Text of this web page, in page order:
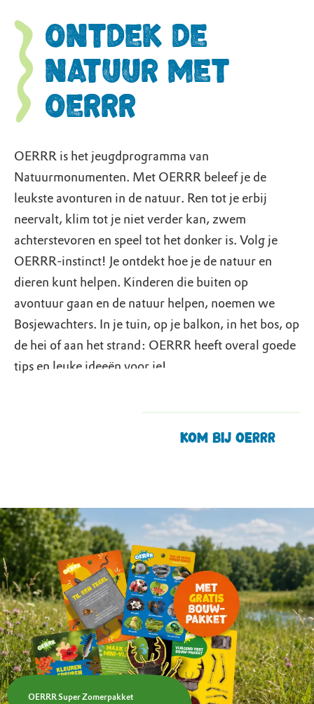
Ontdek de
natuur met
OERRR
OERRR is het jeugdprogramma van
Natuurmonumenten. Met OERRR beleef je de
leukste avonturen in de natuur. Ren tot je erbij
neervalt, klim tot je niet verder kan, zwem
achterstevoren en speel tot het donker is. Volg je
OERRR-instinct! Je ontdekt hoe je de natuur en
dieren kunt helpen. Kinderen die buiten op
avontuur gaan en de natuur helpen, noemen we
Bosjewachters. In je tuin, op je balkon, in het bos, op
de hei of aan het strand: OERRR heeft overal goede
tips en leuke ideeën voor je!
Kom bij OERRR
OERRR Super Zomerpakket